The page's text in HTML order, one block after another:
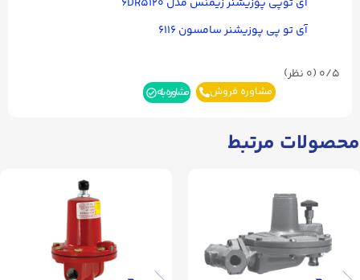
آی تو پی پوزیشنر سامسون ۶۱۱۶
0/5 (۰ نظر)
مشاوره فروش مشاوره بله
محصولات مرتبط